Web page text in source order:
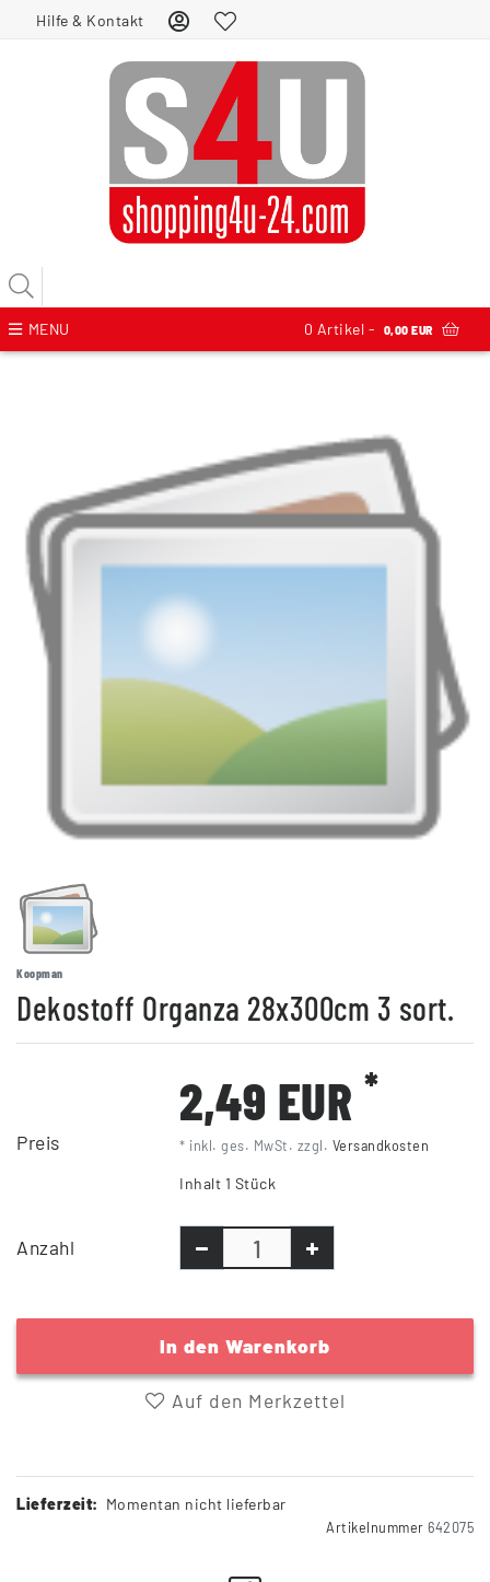
Hilfe & Kontakt
MENU 0 Artikel - 0,00 EUR
Koopman
Dekostoff Organza 28x300cm 3 sort.
Preis
2,49 EUR *
* inkl. ges. MwSt. zzgl. Versandkosten
Inhalt 1 Stück
Anzahl
In den Warenkorb
Auf den Merkzettel
Lieferzeit: Momentan nicht lieferbar
Artikelnummer 642075